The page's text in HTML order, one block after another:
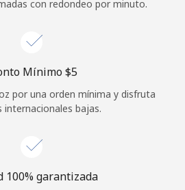
con redondeo por minuto.
Mínimo ⁦$5⁩
por una orden mínima y disfruta
internacionales bajas.
100% garantizada